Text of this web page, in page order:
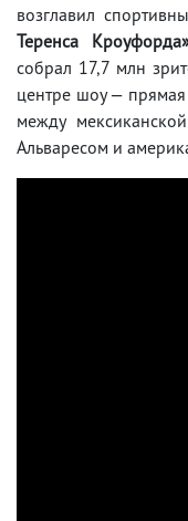
возглавил
Теренса
собрал 17,7 млн
центре шоу —
между
Альваресом и